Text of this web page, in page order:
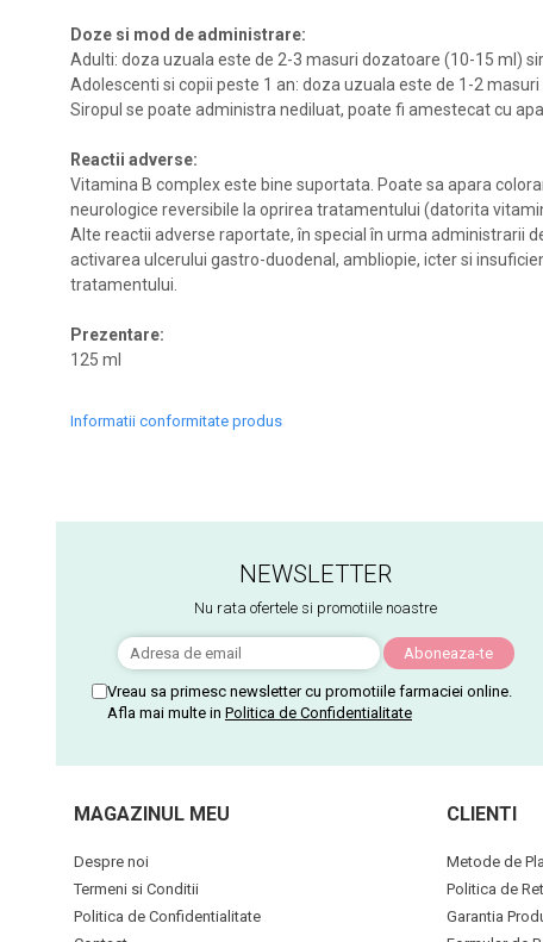
Doze si mod de administrare:
Adulti: doza uzuala este de 2-3 masuri dozatoare (10-15 ml)
Adolescenti si copii peste 1 an: doza uzuala este de 1-2
Siropul se poate administra nediluat, poate fi amestecat cu
Reactii adverse:
Vitamina B complex este bine suportata. Poate sa apara
neurologice reversibile la oprirea tratamentului (datorita
Alte reactii adverse raportate, în special în urma administrarii
activarea ulcerului gastro-duodenal, ambliopie, icter si
tratamentului.
Prezentare:
125 ml
Informatii conformitate produs
NEWSLETTER
Nu rata ofertele si promotiile noastre
Vreau sa primesc newsletter cu promotiile farmaciei online.
Afla mai multe in Politica de Confidentialitate
MAGAZINUL MEU
Despre noi
Termeni si Conditii
Politica de Confidentialitate
CLIENTI
Metode de
Politica de
Garantia